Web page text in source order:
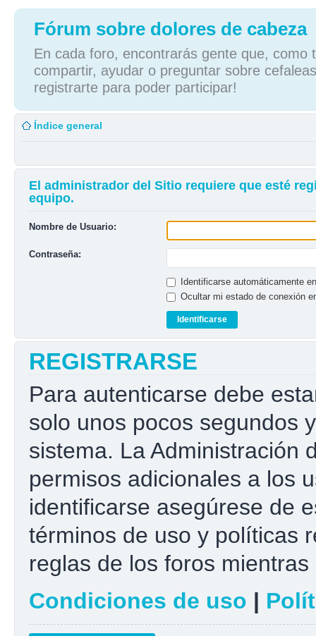
Fórum sobre dolores de cabeza
En cada foro, encontrarás gente que, como
compartir, ayudar o preguntar sobre
registrarte para poder participar!
Índice general
El administrador del Sitio requiere que esté
equipo.
Nombre de Usuario:
Contraseña:
Identificarse automáticamente
Ocultar mi estado de conexión
REGISTRARSE
Para autenticarse debe
solo unos pocos segundos
sistema. La Administración
permisos adicionales a los
identificarse asegúrese de
términos de uso y políticas
reglas de los foros
Condiciones de uso |